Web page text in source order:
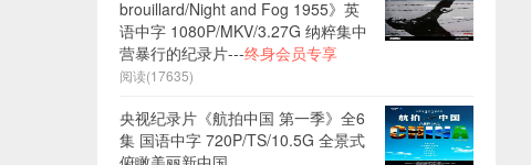
brouillard/Night and Fog 1955》英
语中字 1080P/MKV/3.27G 纳粹集中
营暴行的纪录片---终身会员专享
阅读(17635)
央视纪录片《航拍中国 第一季》全6
集 国语中字 720P/TS/10.5G 全景式